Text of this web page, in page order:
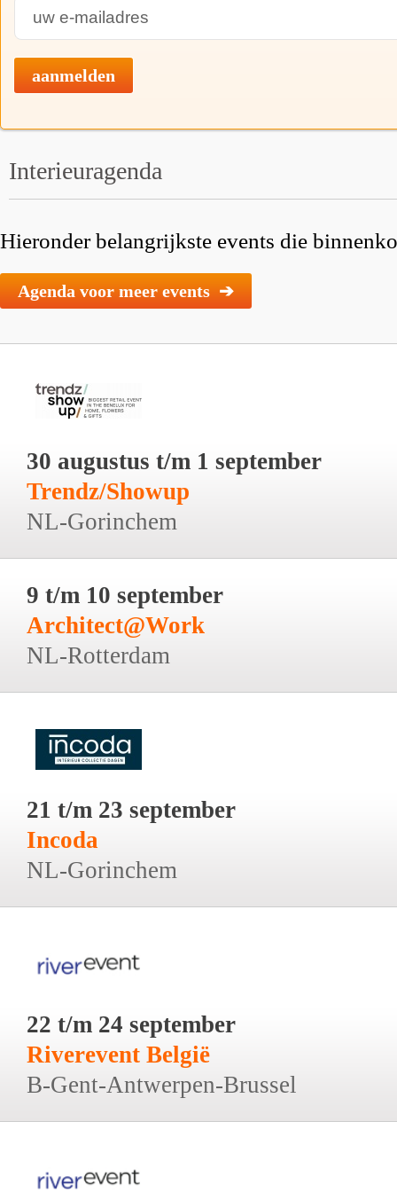
aanmelden
Interieuragenda
Hieronder belangrijkste events die
Agenda voor meer events ➔
30 augustus t/m 1 september
Trendz/Showup
NL-Gorinchem
9 t/m 10 september
Architect@Work
NL-Rotterdam
21 t/m 23 september
Incoda
NL-Gorinchem
22 t/m 24 september
Riverevent België
B-Gent-Antwerpen-Brussel